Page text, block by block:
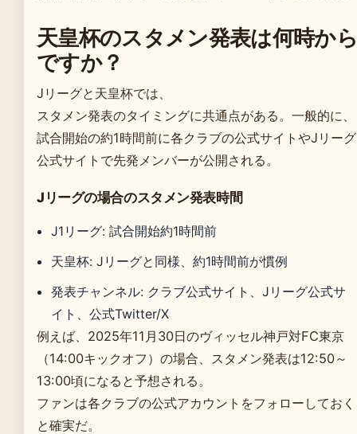
天皇杯のスタメン発表は何時から
ですか？
Jリーグと天皇杯では、
スタメン発表のタイミングに共通点がある。一般的に、
試合開始の約1時間前に各クラブの公式サイトやJリーグ
公式サイトで先発メンバーが公開される。
Jリーグの場合のスタメン発表時間
J1リーグ: 試合開始約1時間前
天皇杯: Jリーグと同様、約1時間前が慣例
発表チャンネル: クラブ公式サイト、Jリーグ公式サ
イト、公式Twitter/X
例えば、2025年11月30日のヴィッセル神戸対FC東京
（14:00キックオフ）の場合、スタメン発表は12:50～
13:00頃になると予想される。
ファンは各クラブの公式アカウントをフォローしておく
と確実だ。